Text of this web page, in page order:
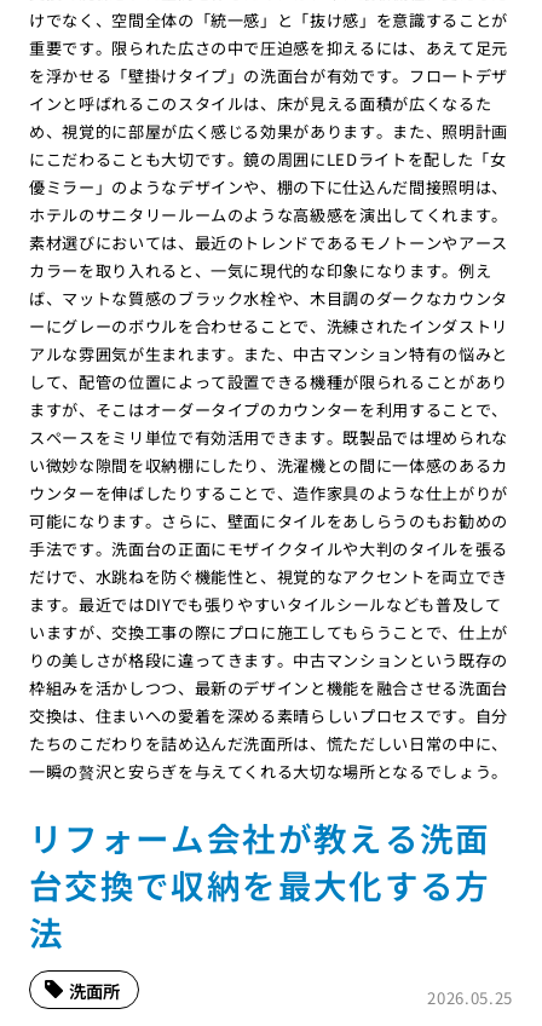
けでなく、空間全体の「統一感」と「抜け感」を意識することが
重要です。限られた広さの中で圧迫感を抑えるには、あえて足元
を浮かせる「壁掛けタイプ」の洗面台が有効です。フロートデザ
インと呼ばれるこのスタイルは、床が見える面積が広くなるた
め、視覚的に部屋が広く感じる効果があります。また、照明計画
にこだわることも大切です。鏡の周囲にLEDライトを配した「女
優ミラー」のようなデザインや、棚の下に仕込んだ間接照明は、
ホテルのサニタリールームのような高級感を演出してくれます。
素材選びにおいては、最近のトレンドであるモノトーンやアース
カラーを取り入れると、一気に現代的な印象になります。例え
ば、マットな質感のブラック水栓や、木目調のダークなカウンタ
ーにグレーのボウルを合わせることで、洗練されたインダストリ
アルな雰囲気が生まれます。また、中古マンション特有の悩みと
して、配管の位置によって設置できる機種が限られることがあり
ますが、そこはオーダータイプのカウンターを利用することで、
スペースをミリ単位で有効活用できます。既製品では埋められな
い微妙な隙間を収納棚にしたり、洗濯機との間に一体感のあるカ
ウンターを伸ばしたりすることで、造作家具のような仕上がりが
可能になります。さらに、壁面にタイルをあしらうのもお勧めの
手法です。洗面台の正面にモザイクタイルや大判のタイルを張る
だけで、水跳ねを防ぐ機能性と、視覚的なアクセントを両立でき
ます。最近ではDIYでも張りやすいタイルシールなども普及して
いますが、交換工事の際にプロに施工してもらうことで、仕上が
りの美しさが格段に違ってきます。中古マンションという既存の
枠組みを活かしつつ、最新のデザインと機能を融合させる洗面台
交換は、住まいへの愛着を深める素晴らしいプロセスです。自分
たちのこだわりを詰め込んだ洗面所は、慌ただしい日常の中に、
一瞬の贅沢と安らぎを与えてくれる大切な場所となるでしょう。
リフォーム会社が教える洗面
台交換で収納を最大化する方
法
2026.05.25
洗面所